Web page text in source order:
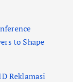
to Shape
Reklamasi